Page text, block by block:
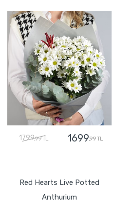
1799,99 TL 1699,99 TL
Red Hearts Live Potted
Anthurium